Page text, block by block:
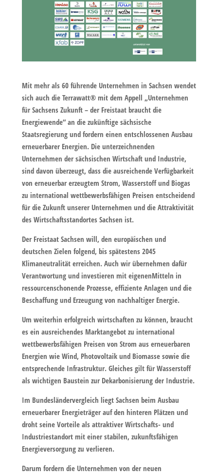
Mit mehr als 60 führende Unternehmen in Sachsen wendet
sich auch die Terrawatt® mit dem Appell „Unternehmen
für Sachsens Zukunft – der Freistaat braucht die
Energiewende“an die zukünftige sächsische
Staatsregierung und fordern einen entschlossenen Ausbau
erneuerbarer Energien. Die unterzeichnenden
Unternehmen der sächsischen Wirtschaft und Industrie,
sind davon überzeugt, dass die ausreichende Verfügbarkeit
von erneuerbar erzeugtem Strom, Wasserstoff und Biogas
zu international wettbewerbsfähigen Preisen entscheidend
für die Zukunft unserer Unternehmen und die Attraktivität
des Wirtschaftsstandortes Sachsen ist.
Der Freistaat Sachsen will, den europäischen und
deutschen Zielen folgend, bis spätestens 2045
Klimaneutralität erreichen. Auch wir übernehmen dafür
Verantwortung und investieren mit eigenenMitteln in
ressourcenschonende Prozesse, effiziente Anlagen und die
Beschaffung und Erzeugung von nachhaltiger Energie.
Um weiterhin erfolgreich wirtschaften zu können, braucht
es ein ausreichendes Marktangebot zu international
wettbewerbsfähigen Preisen von Strom aus erneuerbaren
Energien wie Wind, Photovoltaik und Biomasse sowie die
entsprechende Infrastruktur. Gleiches gilt für Wasserstoff
als wichtigen Baustein zur Dekarbonisierung der Industrie.
Im Bundesländervergleich liegt Sachsen beim Ausbau
erneuerbarer Energieträger auf den hinteren Plätzen und
droht seine Vorteile als attraktiver Wirtschafts- und
Industriestandort mit einer stabilen, zukunftsfähigen
Energieversorgung zu verlieren.
Darum fordern die Unternehmen von der neuen